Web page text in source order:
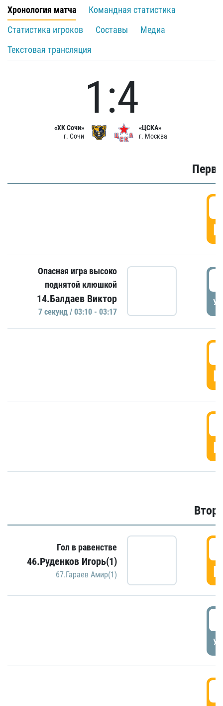
Хронология матча
Командная статистика
Статистика игроков
Составы
Медиа
Текстовая трансляция
«ХК Сочи»
г. Сочи
1:4
«ЦСКА»
г. Москва
Опасная игра высоко
поднятой клюшкой
14.Балдаев Виктор
7 секунд / 03:10 - 03:17
Гол в равенстве
46.Руденков Игорь(1)
67.Гараев Амир(1)